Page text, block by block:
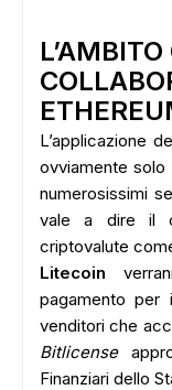
L’applicazione
ovviamente solo
numerosissimi
vale a dire il
criptovalute
Litecoin
pagamento per
venditori che
Bitlicense
Finanziari dello